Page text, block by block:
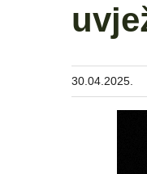
30.04.2025.